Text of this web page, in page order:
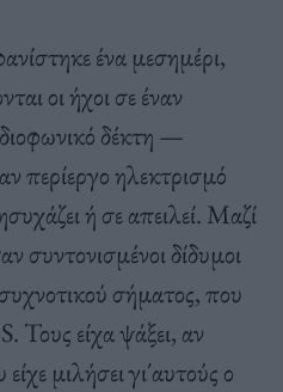
ένα μεσημέρι,
οι ήχοι σε έναν
δέκτη —
περίεργο ηλεκτρισμό
ή σε απειλεί. Μαζί
συντονισμένοι δίδυμοι
σήματος, που
Τους είχα ψάξει, αν
μιλήσει γι΄αυτούς ο